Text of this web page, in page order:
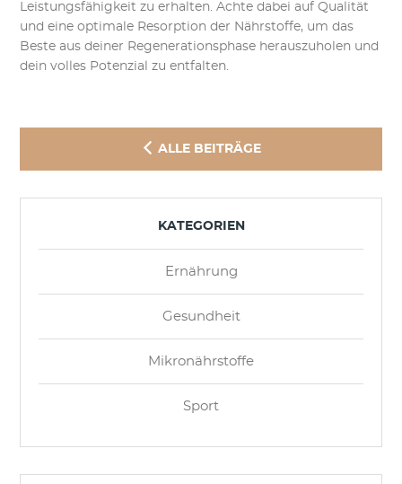
Leistungsfähigkeit zu erhalten. Achte dabei auf Qualität
und eine optimale Resorption der Nährstoffe, um das
Beste aus deiner Regenerationsphase herauszuholen und
dein volles Potenzial zu entfalten.
ALLE BEITRÄGE
KATEGORIEN
Ernährung
Gesundheit
Mikronährstoffe
Sport